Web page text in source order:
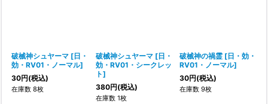
破械神シュヤーマ [日・
効・RV01・ノーマル]
30円(税込)
在庫数 8枚
破械神シュヤーマ [日・
効・RV01・シークレッ
ト]
380円(税込)
在庫数 1枚
破械神の禍霊 [日・効・
RV01・ノーマル]
30円(税込)
在庫数 9枚